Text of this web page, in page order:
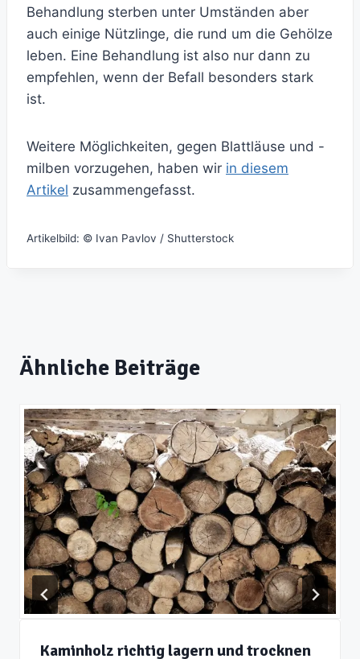
Behandlung sterben unter Umständen aber
auch einige Nützlinge, die rund um die Gehölze
leben. Eine Behandlung ist also nur dann zu
empfehlen, wenn der Befall besonders stark
ist.
Weitere Möglichkeiten, gegen Blattläuse und -
milben vorzugehen, haben wir in diesem
Artikel zusammengefasst.
Artikelbild: © Ivan Pavlov / Shutterstock
Ähnliche Beiträge
Kaminholz richtig lagern und trocknen